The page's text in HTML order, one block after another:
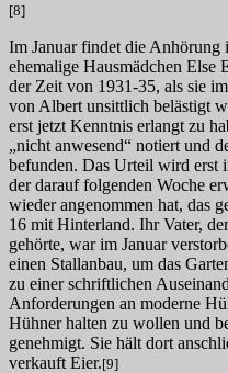
[8]
Im Januar findet die Anhörung
ehemalige Hausmädchen Else
der Zeit von 1931-35, als sie
von Albert unsittlich belästigt
erst jetzt Kenntnis erlangt zu
„nicht anwesend“ notiert und
befunden. Das Urteil wird erst
der darauf folgenden Woche
wieder angenommen hat, das
16 mit Hinterland. Ihr Vater,
gehörte, war im Januar
einen Stallanbau, um das
zu einer schriftlichen
Anforderungen an moderne
Hühner halten zu wollen und
genehmigt. Sie hält dort
verkauft Eier.[9]